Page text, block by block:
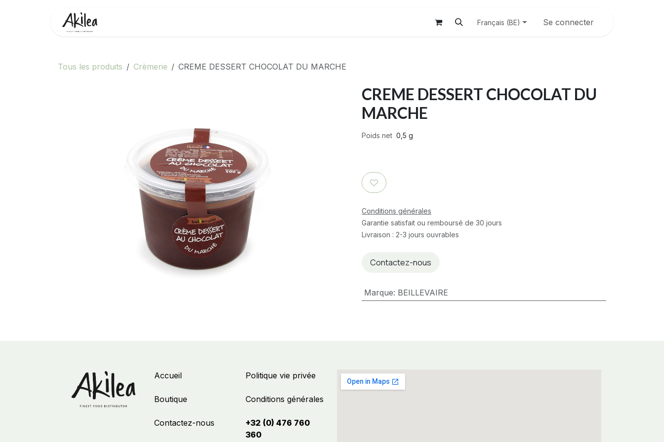
Français (BE) Se connecter
Tous les produits Crèmerie CREME DESSERT CHOCOLAT DU MARCHE
CREME DESSERT CHOCOLAT DU
MARCHE
Poids net 0,5 g
Conditions générales
Garantie satisfait ou remboursé de 30 jours
Livraison : 2-3 jours ouvrables
Contactez-nous
Marque: BEILLEVAIRE
Politique vie privée
Conditions générales
+32 (0) 476 760
360
Accueil
Boutique
Contactez-nous